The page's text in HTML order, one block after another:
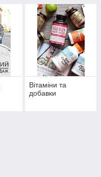
Вітаміни та
добавки